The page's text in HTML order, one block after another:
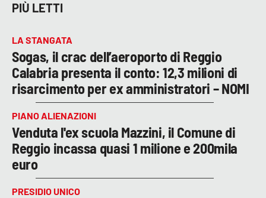
PIÙ LETTI
LA STANGATA
Sogas, il crac dell’aeroporto di Reggio
Calabria presenta il conto: 12,3 milioni di
risarcimento per ex amministratori – NOMI
PIANO ALIENAZIONI
Venduta l'ex scuola Mazzini, il Comune di
Reggio incassa quasi 1 milione e 200mila
euro
PRESIDIO UNICO